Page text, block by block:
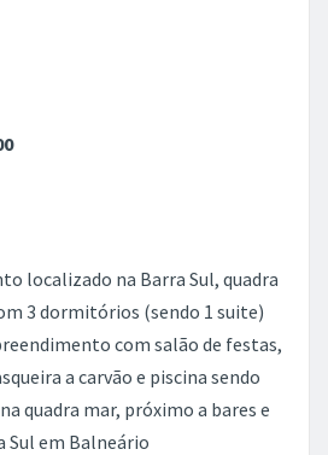
localizado na Barra Sul, quadra
3 dormitórios (sendo 1 suite)
com salão de festas,
a carvão e piscina sendo
quadra mar, próximo a bares e
Sul em Balneário